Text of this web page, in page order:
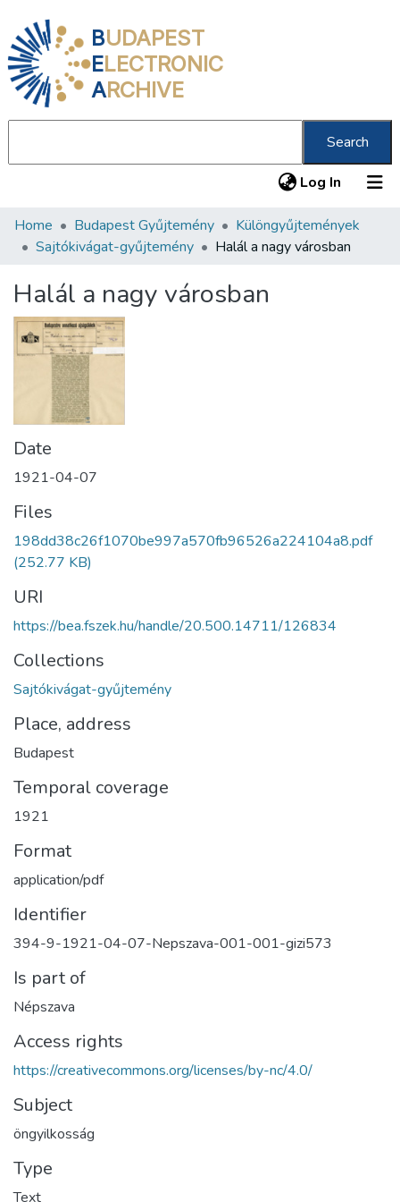
BUDAPEST
ELECTRONIC
ARCHIVE
Search
Log In (current)
Communities & Collections
Statistics
About us
Home Budapest Gyűjtemény
Különgyűjtemények
Sajtókivágat-gyűjtemény
Halál a nagy városban
Halál a nagy városban
Date
1921-04-07
Files
198dd38c26f1070be997a570fb96526a224104a8.pdf
(252.77 KB)
URI
https://bea.fszek.hu/handle/20.500.14711/126834
Collections
Sajtókivágat-gyűjtemény
Place, address
Budapest
Temporal coverage
1921
Format
application/pdf
Identifier
394-9-1921-04-07-Nepszava-001-001-gizi573
Is part of
Népszava
Access rights
https://creativecommons.org/licenses/by-nc/4.0/
Subject
öngyilkosság
Type
Text